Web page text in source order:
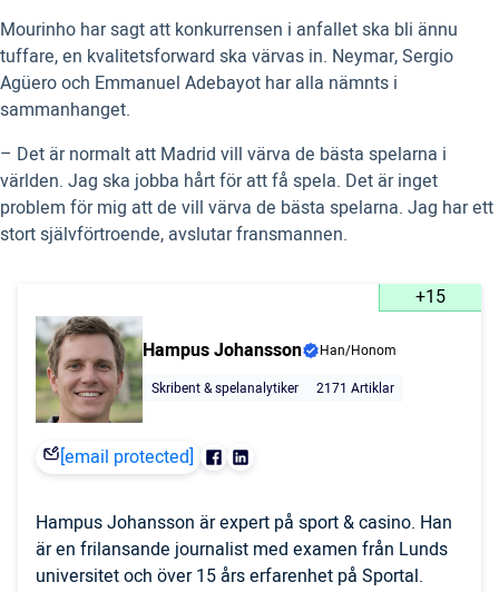
Mourinho har sagt att konkurrensen i anfallet ska bli ännu
tuffare, en kvalitetsforward ska värvas in. Neymar, Sergio
Agüero och Emmanuel Adebayot har alla nämnts i
sammanhanget.
– Det är normalt att Madrid vill värva de bästa spelarna i
världen. Jag ska jobba hårt för att få spela. Det är inget
problem för mig att de vill värva de bästa spelarna. Jag har ett
stort självförtroende, avslutar fransmannen.
+15
Hampus Johansson
Han/Honom
Skribent & spelanalytiker
2171 Artiklar
[email protected]
Hampus Johansson är expert på sport & casino. Han
är en frilansande journalist med examen från Lunds
universitet och över 15 års erfarenhet på Sportal.